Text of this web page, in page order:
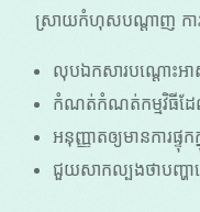
ស្រាយកំហុសបណ្តាញ ការ
លុបឯកសារបណ្តោះអា
កំណត់កំណត់កម្មវិធីដ
អនុញ្ញាតឲ្យមានការផ្ទុ
ជួយសាកល្បងថាបញ្ហា